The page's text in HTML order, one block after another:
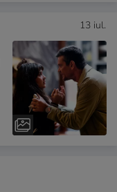
13 iul.